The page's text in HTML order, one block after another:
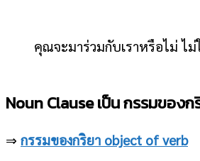
คุณจะมาร่วมกับเราหรือไม่ ไม่
Noun Clause เป็น กรรมของก
⇒ กรรมของกริยา object of verb